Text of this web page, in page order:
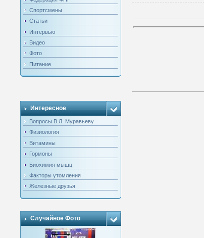
Спортсмены
Статьи
Интервью
Видео
Фото
Питание
Интересное
Вопросы В.Л. Муравьеву
Физиология
Витамины
Гормоны
Биохимия мышц
Факторы утомления
Железные друзья
Случайное Фото